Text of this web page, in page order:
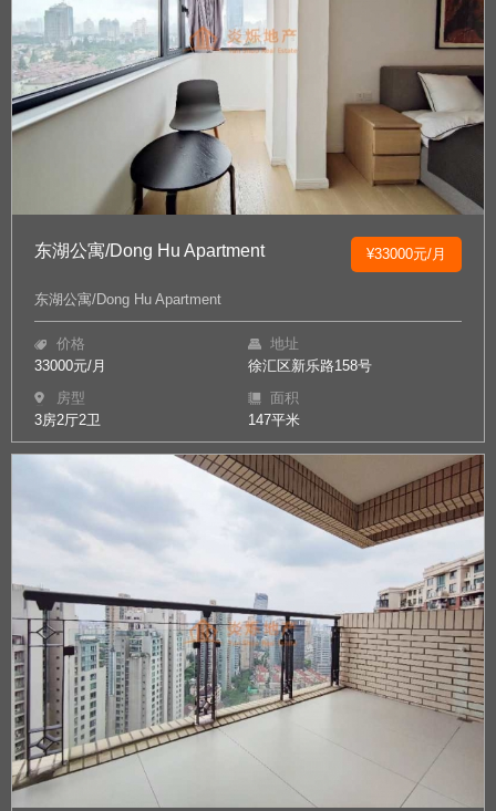
东湖公寓/Dong Hu Apartment ¥33000元/月
东湖公寓/Dong Hu Apartment
价格
33000元/月
地址
徐汇区新乐路158号
房型
3房2厅2卫
面积
147平米